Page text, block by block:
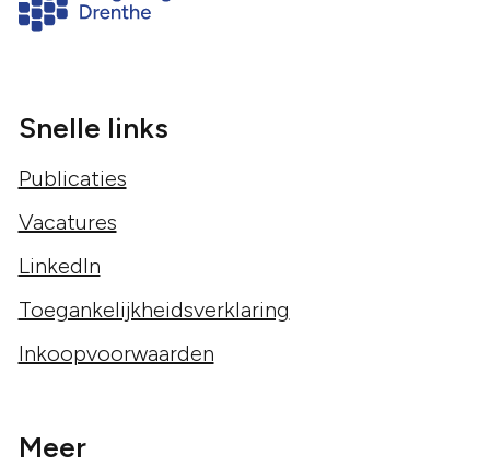
Snelle links
Publicaties
Vacatures
LinkedIn
Toegankelijkheidsverklaring
Inkoopvoorwaarden
Meer